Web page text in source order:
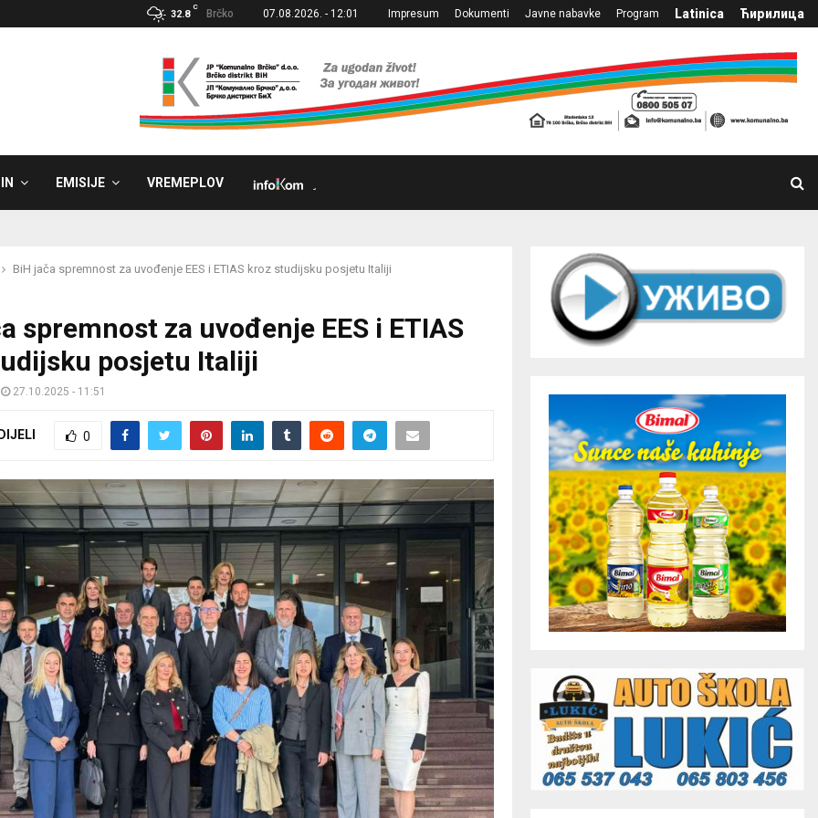
32.8
C
Brčko 07.08.2026. - 12:01 Impresum Dokumenti Javne nabavke Program Latinica Ћирилица
EMISIJE VREMEPLOV
BiH jača spremnost za uvođenje EES i ETIAS kroz studijsku posjetu Italiji
spremnost za uvođenje EES i ETIAS
posjetu Italiji
27.10.2025 - 11:51
0